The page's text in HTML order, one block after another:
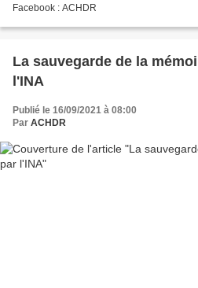
Facebook : ACHDR
La sauvegarde de la
l'INA
Publié le 16/09/2021 à 08:00
Par ACHDR